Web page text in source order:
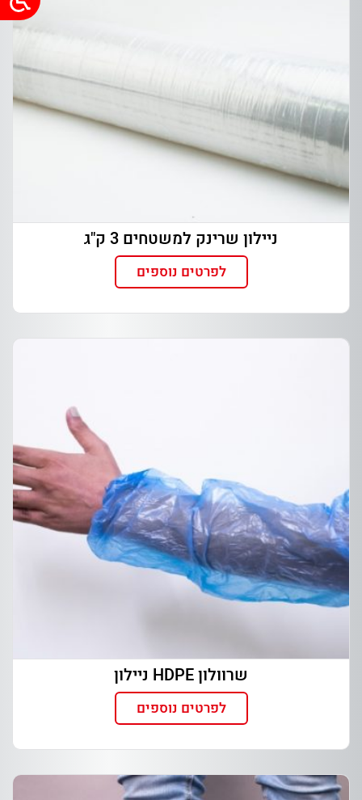
ניילון שרינק למשטחים 3 ק"ג
לפרטים נוספים
שרוולון HDPE ניילון
לפרטים נוספים